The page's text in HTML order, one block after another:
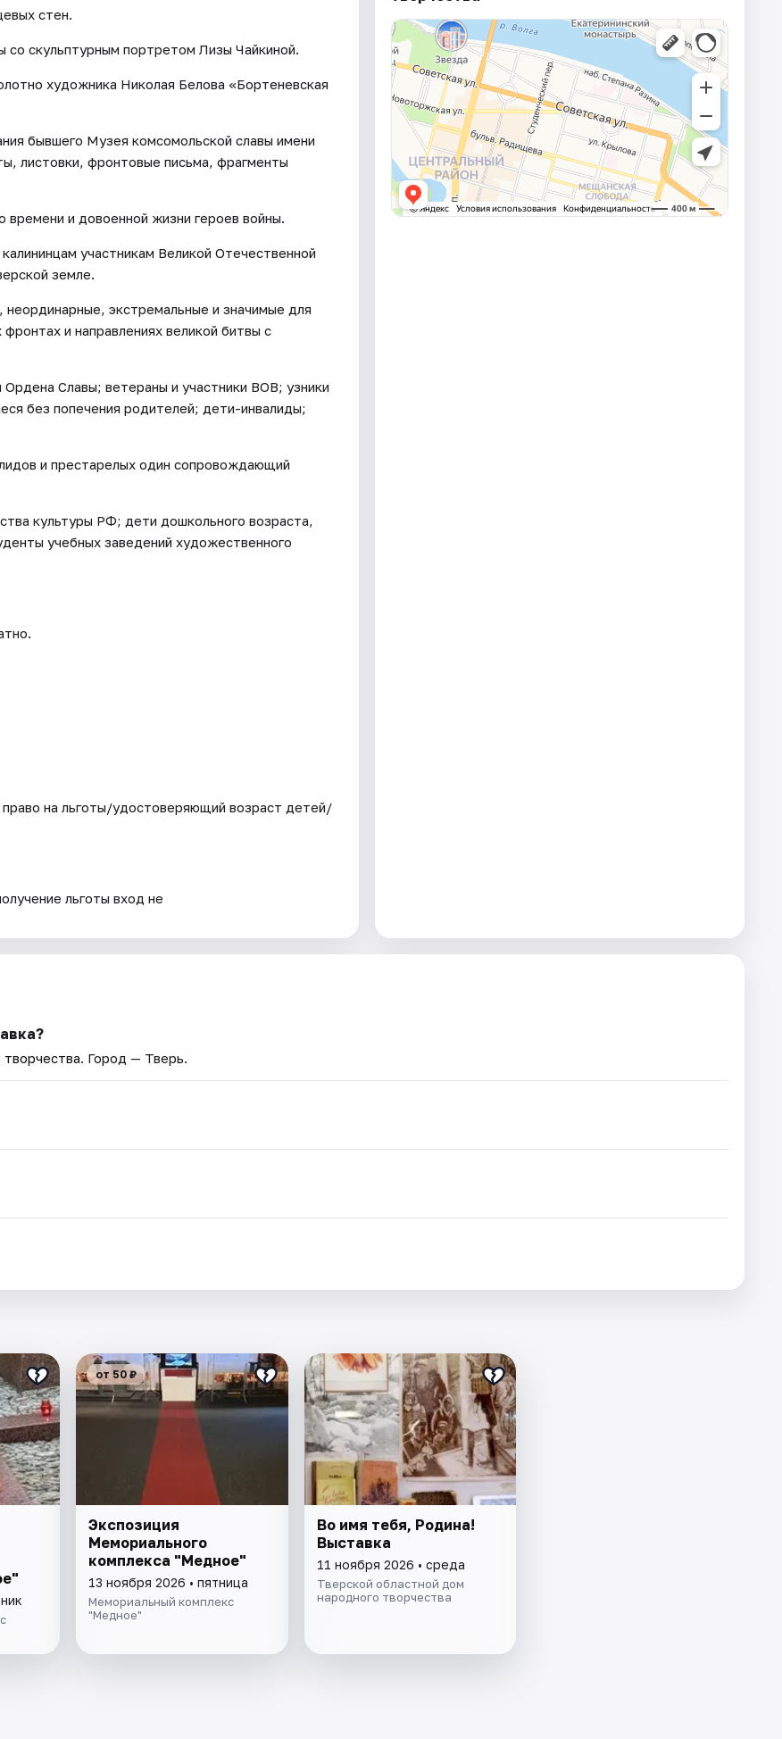
стен.
скульптурным портретом Лизы Чайкиной.
художника Николая Белова «Бортеневская
бывшего Музея комсомольской славы имени
листовки, фронтовые письма, фрагменты
и довоенной жизни героев войны.
участникам Великой Отечественной
земле.
экстремальные и значимые для
и направлениях великой битвы с
Славы; ветераны и участники ВОВ; узники
без попечения родителей; дети-инвалиды;
и престарелых один сопровождающий
культуры РФ; дети дошкольного возраста,
учебных заведений художественного
на льготы/удостоверяющий возраст детей/
льготы вход не
. Город — Тверь.
от 50 ₽
Экспозиция
Мемориального
комплекса "Медное"
13 ноября 2026 • пятница
Мемориальный комплекс
"Медное"
Во имя тебя, Родина!
Выставка
11 ноября 2026 • среда
Тверской областной дом
народного творчества